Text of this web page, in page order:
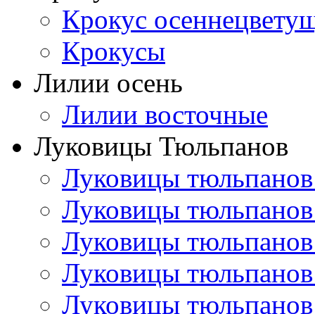
Крокус
Крокусы
Лилии осень
Лилии восточные
Луковицы Тюльпанов
Луковицы
Луковицы
Луковицы
Луковицы
Луковицы